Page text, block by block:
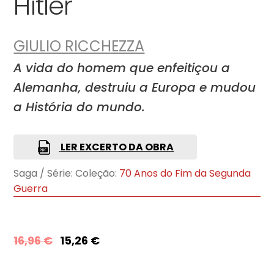
GIULIO RICCHEZZA
A vida do homem que enfeitiçou a
Alemanha, destruiu a Europa e mudou
a História do mundo.
LER EXCERTO DA OBRA
Saga / Série: Coleção: 70 Anos do Fim da Segunda
Guerra
16,96€ 15,26 €